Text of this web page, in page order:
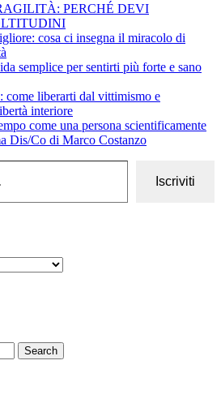
PERCHÉ DEVI
cosa ci insegna il miracolo di
semplice per sentirti più forte e sano
come liberarti dal vittimismo e
interiore
come una persona scientificamente
Dis/Co di Marco Costanzo
Iscriviti
Search